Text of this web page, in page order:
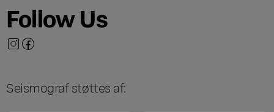
Follow Us
Seismograf støttes af: